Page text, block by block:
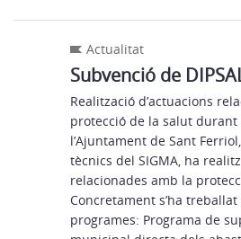
Actualitat
Subvenció de
Realització d’actuacions
protecció de la salut durant
l’Ajuntament de Sant
tècnics del SIGMA, ha
relacionades amb la
Concretament s’ha
programes: Programa de